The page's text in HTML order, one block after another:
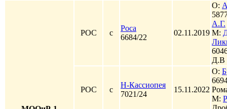
РОС с
Роса
6684/22
02.11.2019
О:
А.Г.
М:
Д.В
РОС с
Н-Кассиопея
7021/24
15.11.2022
О:
М: